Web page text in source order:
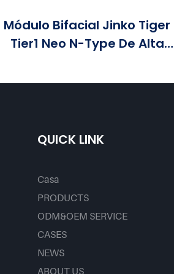
Módulo Bifacial Jinko Tiger
Tier1 Neo N-Type De Alta
Disponível Em Potências De
QUICK LINK
Casa
PRODUCTS
ODM&OEM SERVICE
CASES
NEWS
ABOUT US